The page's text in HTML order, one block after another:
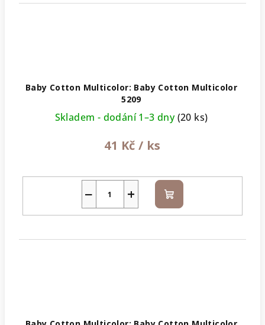
Baby Cotton Multicolor: Baby Cotton Multicolor
5209
Skladem - dodání 1–3 dny(20 ks)
41 Kč / ks
+
− Do
košíku